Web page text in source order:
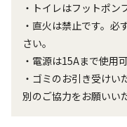
・トイレはフットポン
・直火は禁止です。必
さい。
・電源は15Aまで使用
・ゴミのお引き受け
別のご協力をお願いい